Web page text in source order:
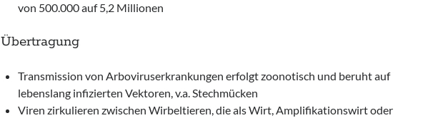
von 500.000 auf 5,2 Millionen
Übertragung
Transmission von Arboviruserkrankungen erfolgt zoonotisch und beruht auf
lebenslang infizierten Vektoren, v.a. Stechmücken
Viren zirkulieren zwischen Wirbeltieren, die als Wirt, Amplifikationswirt oder